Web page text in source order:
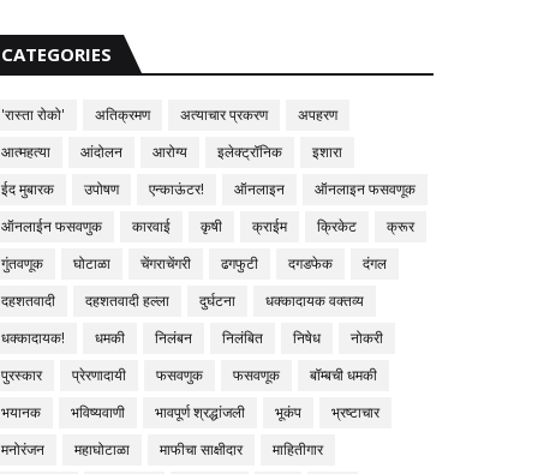
CATEGORIES
'रास्ता रोको' अतिक्रमण अत्याचार प्रकरण
अपहरण
आत्महत्या
आंदोलन आरोग्य इलेक्ट्रॉनिक
इशारा
ईद मुबारक
उपोषण एन्काऊंटर! ऑनलाइन
ऑनलाइन फसवणूक
ऑनलाईन फसवणुक
कारवाई कृषी क्राईम क्रिकेट
क्रूर
गुंतवणूक
घोटाळा चेंगराचेंगरी ढगफुटी दगडफेक
दंगल
दहशतवादी
दहशतवादी हल्ला दुर्घटना
धक्कादायक वक्तव्य
धक्कादायक!
धमकी निलंबन निलंबित निषेध
नोकरी
पुरस्कार
प्रेरणादायी फसवणुक फसवणूक
बॉम्बची धमकी
भयानक
भविष्यवाणी भावपूर्ण श्रद्धांजली भूकंप
भ्रष्टाचार
मनोरंजन
महाघोटाळा माफीचा साक्षीदार
माहितीगार